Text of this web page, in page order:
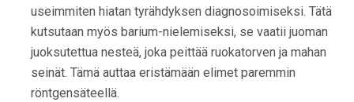
useimmiten hiatan tyrähdyksen diagnosoimiseksi. Tätä
kutsutaan myös barium-nielemiseksi, se vaatii juoman
juoksutettua nesteä, joka peittää ruokatorven ja mahan
seinät. Tämä auttaa eristämään elimet paremmin
röntgensäteellä.